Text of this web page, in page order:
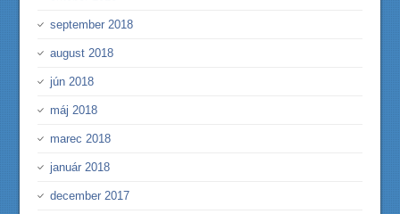
september 2018
august 2018
jún 2018
máj 2018
marec 2018
január 2018
december 2017